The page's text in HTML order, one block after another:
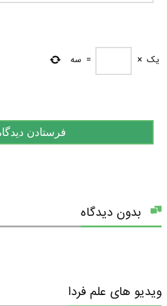
یک ×
= سه
بدون دیدگاه
ویدیو های علم فردا